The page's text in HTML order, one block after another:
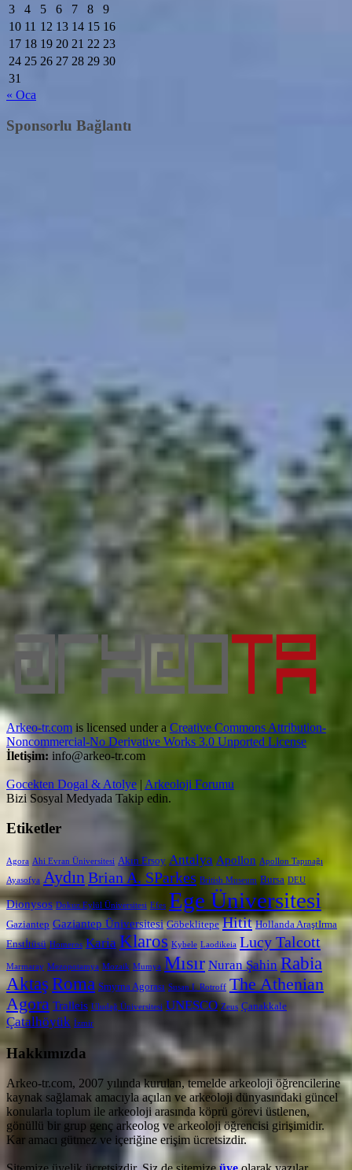
3
4 5 6 7 8
9
10 11 12 13 14 15 16
17 18 19 20 21 22 23
24 25 26 27 28 29 30
31
« Oca
Sponsorlu Bağlantı
Arkeo-tr.com is licensed under a Creative Commons Attribution-
Noncommercial-No Derivative Works 3.0 Unported License
İletişim: info@arkeo-tr.com
Gocekten Dogal & Atolye | Arkeoloji Forumu
Bizi Sosyal Medyada Takip edin.
Etiketler
Agora Ahi Evran Üniversitesi Akın Ersoy Antalya Apollon Apollon Tapınağı
Ayasofya AydınBrian A. SParkes British Museum Bursa DEU
Dionysos Dokuz Eylül Üniversitesi Efes Ege Üniversitesi
Gaziantep Gaziantep Üniversitesi Göbeklitepe Hitit Hollanda AraştIrma
Enstİtüsü Homeros Karia Klaros Kybele Laodikeia Lucy Talcott
Marmaray Mezopotamya Mozaik Mumya Mısır Nuran Şahin Rabia
Aktaş Roma Smyrna Agorası Susan I. Rotroff The Athenian
Agora Tralleis Uludağ Üniversitesi UNESCO Zeus Çanakkale
Çatalhöyük İzmir
Hakkımızda
Arkeo-tr.com, 2007 yılında kurulan, temelde arkeoloji öğrencilerine
kaynak sağlamak amacıyla açılan ve arkeoloji dünyasındaki güncel
konularla toplum ile arkeoloji arasında köprü görevi üstlenen,
gönüllü bir grup genç arkeolog ve arkeoloji öğrencisi girişimidir.
Kar amacı gütmez ve içeriğine erişim ücretsizdir.